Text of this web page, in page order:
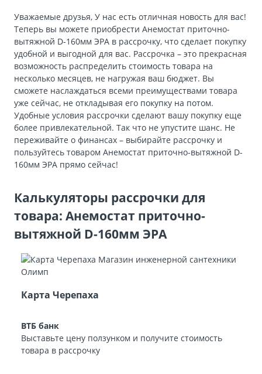
Уважаемые друзья, У нас есть отличная новость для вас!
Теперь вы можете приобрести Анемостат приточно-
вытяжной D-160мм ЭРА в рассрочку, что сделает покупку
удобной и выгодной для вас. Рассрочка – это прекрасная
возможность распределить стоимость товара на
несколько месяцев, не нагружая ваш бюджет. Вы
сможете наслаждаться всеми преимуществами товара
уже сейчас, не откладывая его покупку на потом.
Удобные условия рассрочки сделают вашу покупку еще
более привлекательной. Так что не упустите шанс. Не
переживайте о финансах – выбирайте рассрочку и
пользуйтесь товаром Анемостат приточно-вытяжной D-
160мм ЭРА прямо сейчас!
Калькуляторы рассрочки для
товара: Анемостат приточно-
вытяжной D-160мм ЭРА
Карта Черепаха
ВТБ банк
Выставьте цену ползунком и получите стоимость
товара в рассрочку